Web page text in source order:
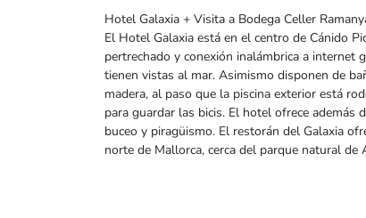
Hotel Galaxia + Visita a Bodega Celler
El Hotel Galaxia está en el centro de Cánido
pertrechado y conexión inalámbrica a internet
tienen vistas al mar. Asimismo disponen de
madera, al paso que la piscina exterior está
para guardar las bicis. El hotel ofrece además
buceo y piragüismo. El restorán del Galaxia
norte de Mallorca, cerca del parque natural